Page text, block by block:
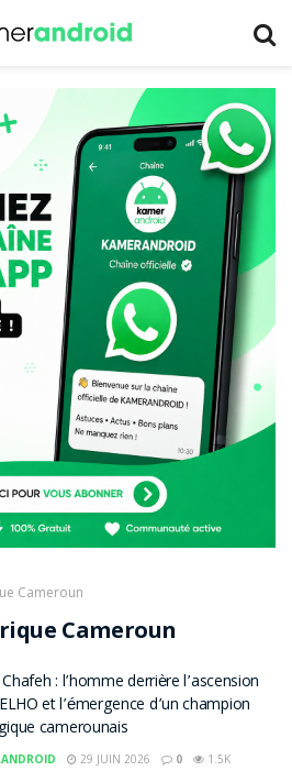
Cameroun
Cameroun
: l’homme derrière l’ascension
et l’émergence d’un champion
camerounais
29 JUIN 2026 0 1.5K